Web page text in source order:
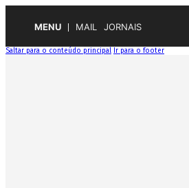
MENU MAIL JORNAIS
Saltar para o conteúdo principal Ir para o footer